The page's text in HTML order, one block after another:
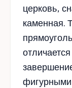
церковь,
каменная.
фигурными